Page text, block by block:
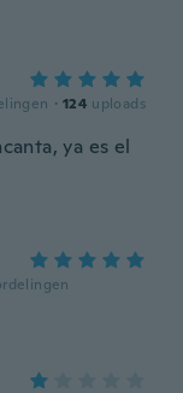
· 124 uploads
ya es el